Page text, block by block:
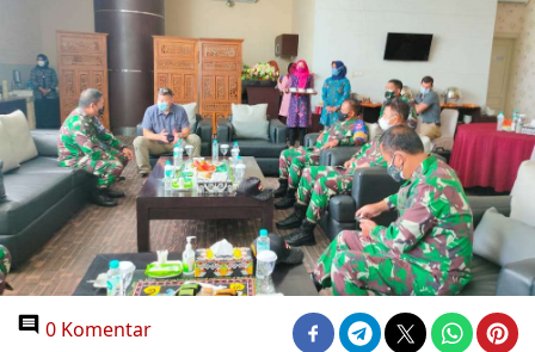
0 Komentar